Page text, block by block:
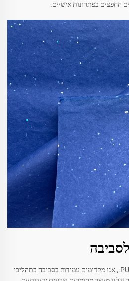
החפצים בפתרונות אישיים.
ב-PUTIAN C&Q PAPER CO., LTD., אנו מקדימים עמידות בסביבה בתהליכי